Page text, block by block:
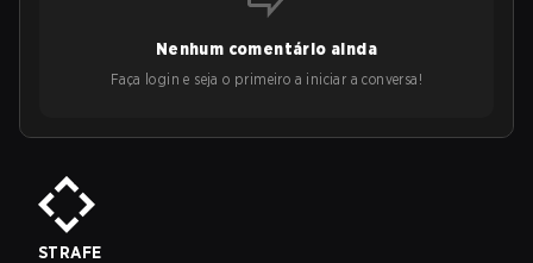
Nenhum comentário ainda
Faça login e seja o primeiro a iniciar a conversa!
STRAFE